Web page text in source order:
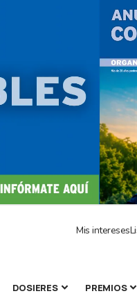
Mis intereses
DOSIERES PREMIOS